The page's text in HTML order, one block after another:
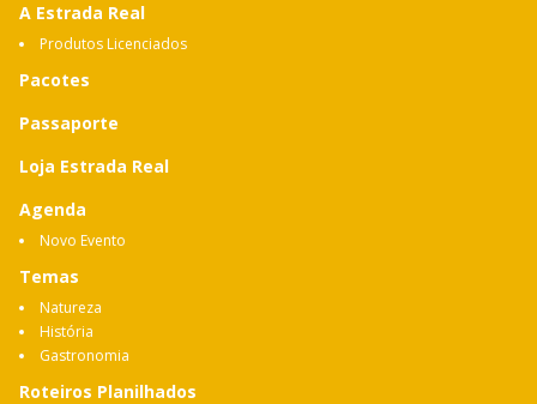
A Estrada Real
Produtos Licenciados
Pacotes
Passaporte
Loja Estrada Real
Agenda
Novo Evento
Temas
Natureza
História
Gastronomia
Roteiros Planilhados